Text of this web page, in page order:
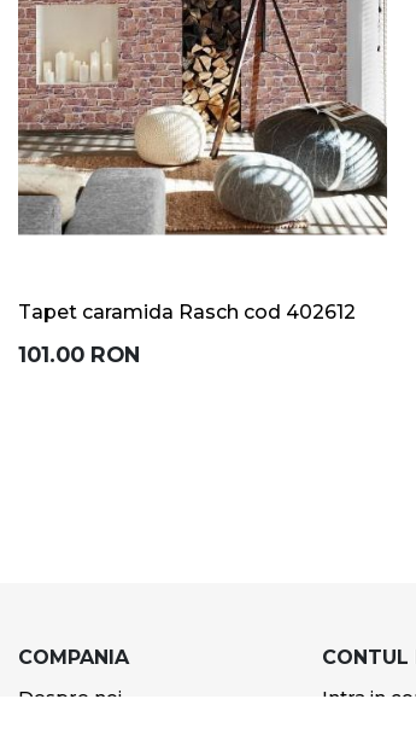
Tapet caramida Rasch cod 402612
101.00 RON
COMPANIA
Despre noi
CONTUL
Intra in